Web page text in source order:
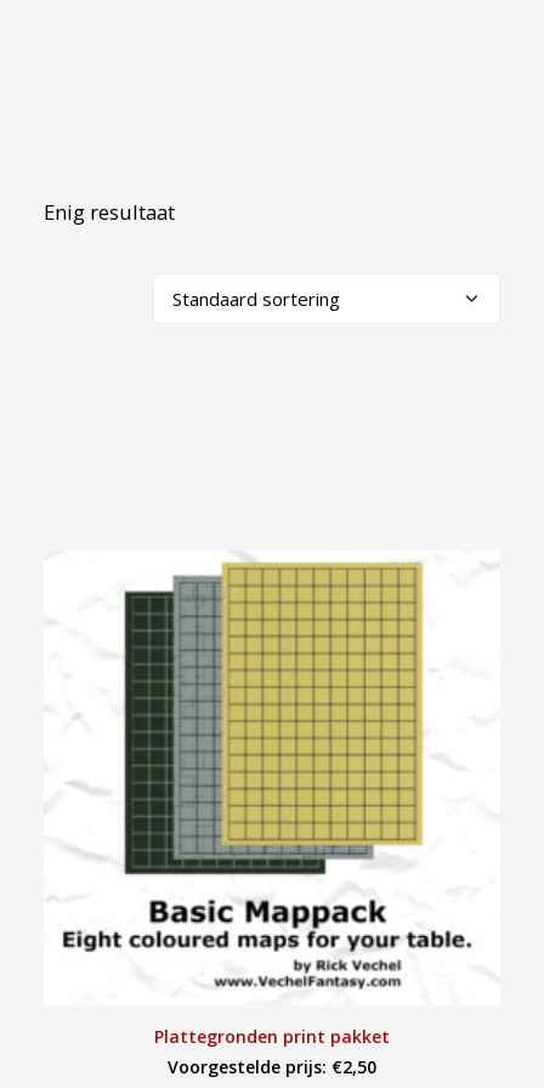
Enig resultaat
TOEVOEGEN AAN WINKELWAGEN
Plattegronden print pakket
Voorgestelde prijs: €2,50